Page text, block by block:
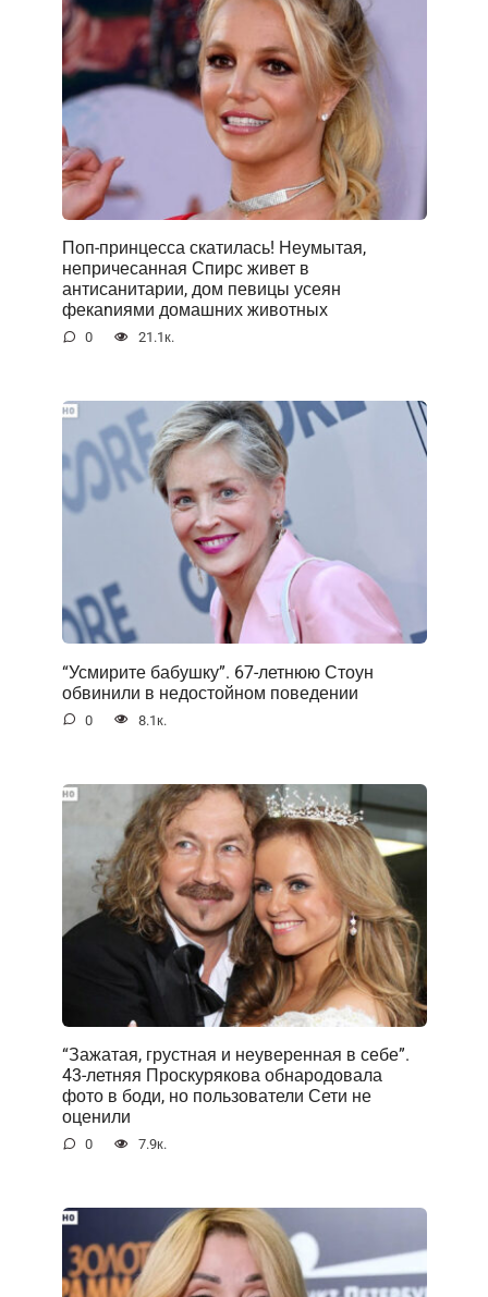
Поп-принцесса скатилась! Неумытая,
непричесанная Спирс живет в
антисанитарии, дом певицы усеян
фекаnиями домашних животных
0 21.1к.
“Усмирите бабушку”. 67-летнюю Стоун
обвинили в недостойном поведении
0 8.1к.
“Зажатая, грустная и неуверенная в себе”.
43-летняя Проскурякова обнародовала
фото в боди, но пользователи Сети не
оценили
0 7.9к.